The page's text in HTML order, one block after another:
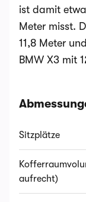
ist damit
Meter misst.
11,8 Meter
BMW X3 mit
Sitzplätze
aufrecht)